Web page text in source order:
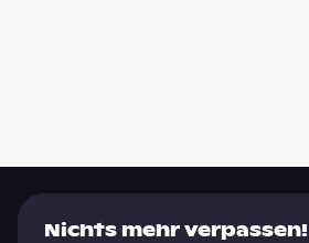
Nichts mehr verpassen!